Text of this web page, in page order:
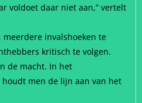
voldoet daar niet aan,” vertelt
invalshoeken te
kritisch te volgen.
de macht. In het
men de lijn aan van het